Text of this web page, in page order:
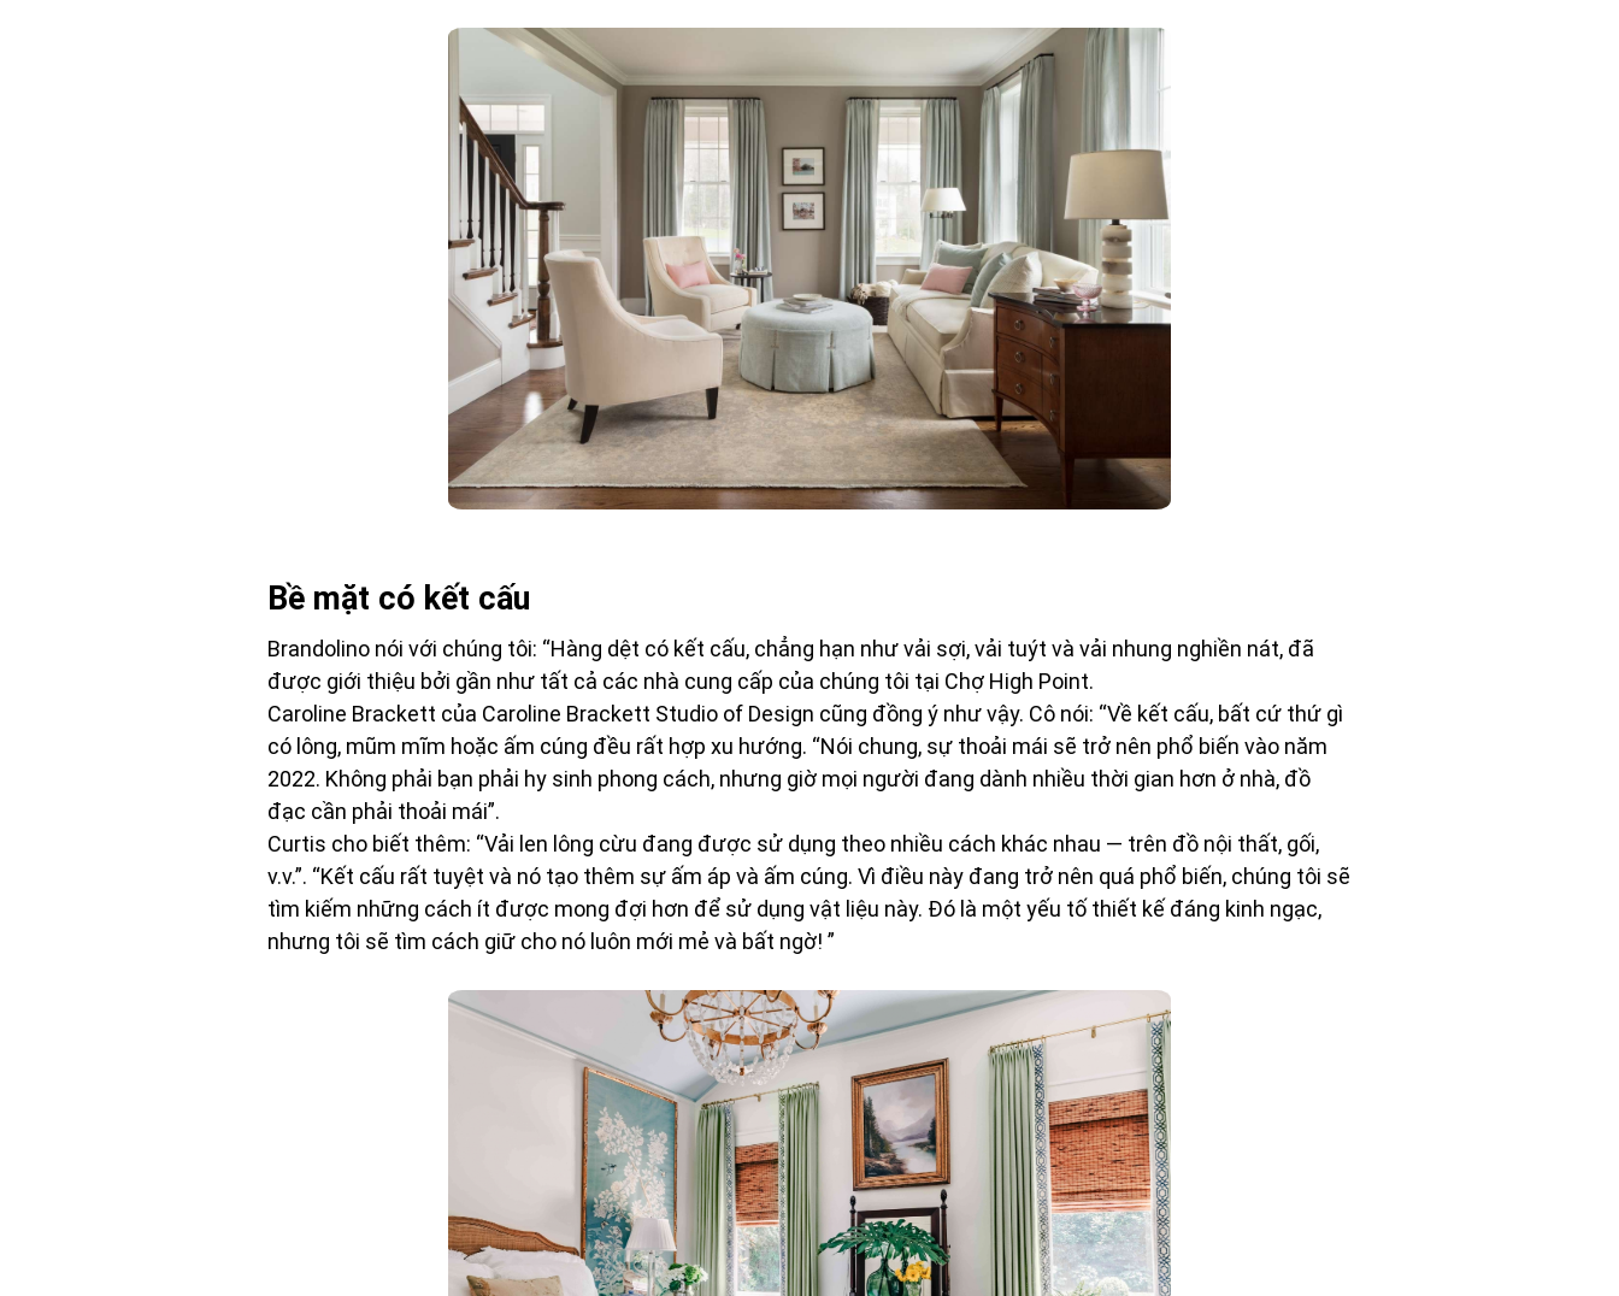
Bề mặt có kết cấu
Brandolino nói với chúng tôi: “Hàng dệt có kết cấu, chẳng hạn như vải sợi, vải tuýt và vải nhung nghiền nát, đã
được giới thiệu bởi gần như tất cả các nhà cung cấp của chúng tôi tại Chợ High Point.
Caroline Brackett của Caroline Brackett Studio of Design cũng đồng ý như vậy. Cô nói: “Về kết cấu, bất cứ thứ gì
có lông, mũm mĩm hoặc ấm cúng đều rất hợp xu hướng. “Nói chung, sự thoải mái sẽ trở nên phổ biến vào năm
2022. Không phải bạn phải hy sinh phong cách, nhưng giờ mọi người đang dành nhiều thời gian hơn ở nhà, đồ
đạc cần phải thoải mái”.
Curtis cho biết thêm: “Vải len lông cừu đang được sử dụng theo nhiều cách khác nhau — trên đồ nội thất, gối,
v.v.”. “Kết cấu rất tuyệt và nó tạo thêm sự ấm áp và ấm cúng. Vì điều này đang trở nên quá phổ biến, chúng tôi sẽ
tìm kiếm những cách ít được mong đợi hơn để sử dụng vật liệu này. Đó là một yếu tố thiết kế đáng kinh ngạc,
nhưng tôi sẽ tìm cách giữ cho nó luôn mới mẻ và bất ngờ! ”